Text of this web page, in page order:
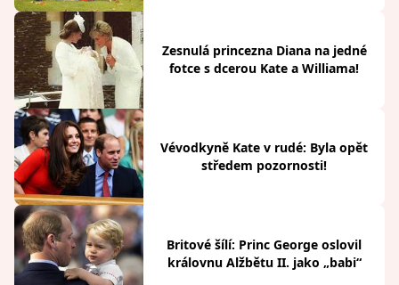
Zesnulá princezna Diana na jedné
fotce s dcerou Kate a Williama!
Vévodkyně Kate v rudé: Byla opět
středem pozornosti!
Britové šílí: Princ George oslovil
královnu Alžbětu II. jako „babi“